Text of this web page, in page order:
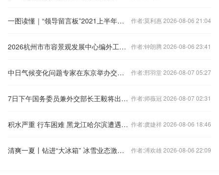
一图读懂｜“领导留言板”2021上半年网上群众工作数据报告 作者:莫利惠 2026-08-06 21:04
2026杭州市市容景观发展中心编外工作人员公 作者:钟朗腾 2026-08-06 23:41
中日气候变化问题专家在东京举办交流会 作者:邢羽堂 2026-08-07 05:27
7日下午国务委员兼外交部长王毅将出席记者会 作者:师薇冠 2026-08-07 02:31
积水严重 行车困难 黑龙江哈尔滨遭遇强... 作者:虞婕祥 2026-08-06 18:46
清爽一夏丨钻进“大冰箱” 冰雪业态激活上海夏日经济 作者:溥欢雄 2026-08-06 22:09